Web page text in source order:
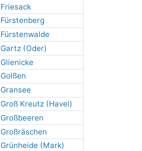
Friesack
Fürstenberg
Fürstenwalde
Gartz (Oder)
Glienicke
Golßen
Gransee
Groß Kreutz (Havel)
Großbeeren
Großräschen
Grünheide (Mark)